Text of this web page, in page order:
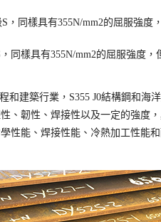
，同樣具有355N/mm2的屈服強度
同樣具有355N/mm2的屈服強度，
和建築行業，S355 J0結構鋼和
、韌性、焊接性以及一定的強度
性能、焊接性能、冷熱加工性能